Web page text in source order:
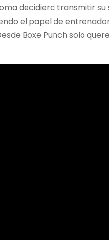
decidiera transmitir
el papel de
Boxe Punch solo